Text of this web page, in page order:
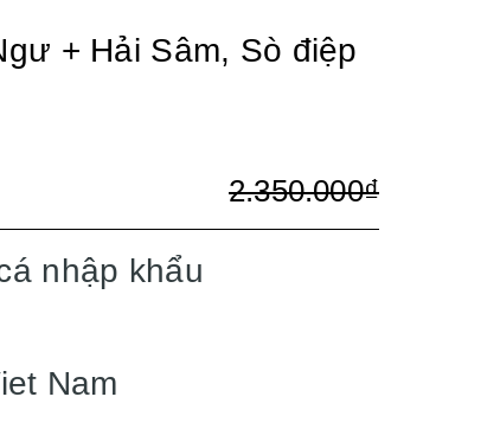
+ Hải Sâm, Sò điệp
2.350.000₫
nhập khẩu
Nam